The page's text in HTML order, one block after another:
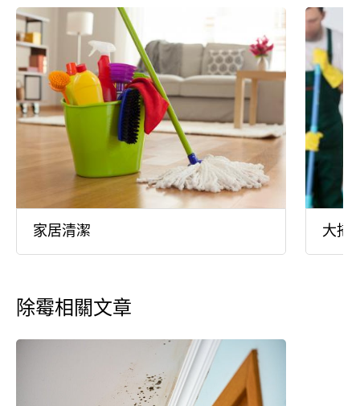
家居清潔 大掃
除霉相關文章